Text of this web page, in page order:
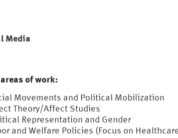
Media
of work:
Movements and Political Mobilization
Theory/Affect Studies
Representation and Gender
and Welfare Policies (Focus on